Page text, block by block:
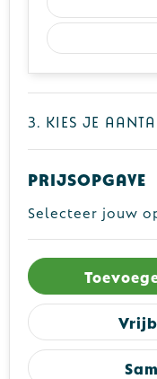
3. Kies je
Prijsopgave
Selecteer jouw